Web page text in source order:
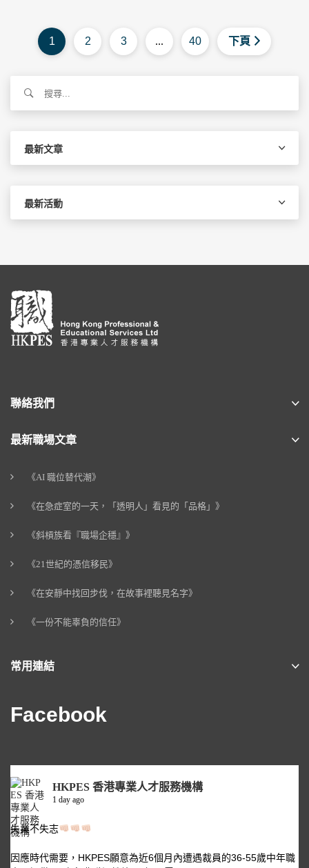
1 2 3 ... 40 下頁
關
最新文章
最新活動
聯絡我們
最新職場文章
《AI 職位替代潮》
《在急症室的一天，「透明人」看見的「品格」》
《斜槓族看『職場企穩』》
《21世紀的憑信移民》
《在安靜中找回步伐，在故事裡聽見名字》
《一份不能辜負的信任》
常用連結
Facebook
HKPES 香港專業人才服務機構
1 day ago
失業不失志
因應時代需要，HKPES願意為近6個月內遭遇裁員的36-55歲中年職